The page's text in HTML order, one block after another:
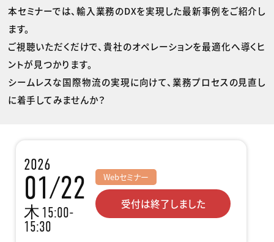
本セミナーでは、輸入業務のDXを実現した最新事例をご紹介し
ます。
ご視聴いただくだけで、貴社のオペレーションを最適化へ導くヒ
ントが見つかります。
シームレスな国際物流の実現に向けて、業務プロセスの見直し
に着手してみませんか？
2026
01/22
木15:00-
15:30
Webセミナー
受付は終了しました